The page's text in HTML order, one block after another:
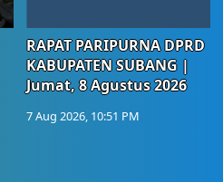
RAPAT PARIPURNA DPRD
KABUPATEN SUBANG |
Jumat, 8 Agustus 2026
7 Aug 2026, 10:51 PM